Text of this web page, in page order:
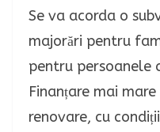
Se va acorda o
majorări pentru
pentru persoanele
Finanțare mai
renovare, cu